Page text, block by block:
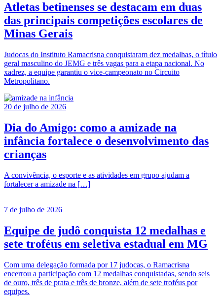
Atletas betinenses se destacam em duas
das principais competições escolares de
Minas Gerais
Judocas do Instituto Ramacrisna conquistaram dez medalhas, o título
geral masculino do JEMG e três vagas para a etapa nacional. No
xadrez, a equipe garantiu o vice-campeonato no Circuito
Metropolitano.
20 de julho de 2026
Dia do Amigo: como a amizade na
infância fortalece o desenvolvimento das
crianças
A convivência, o esporte e as atividades em grupo ajudam a
fortalecer a amizade na […]
7 de julho de 2026
Equipe de judô conquista 12 medalhas e
sete troféus em seletiva estadual em MG
Com uma delegação formada por 17 judocas, o Ramacrisna
encerrou a participação com 12 medalhas conquistadas, sendo seis
de ouro, três de prata e três de bronze, além de sete troféus por
equipes.